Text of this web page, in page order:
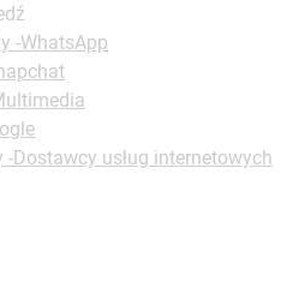
-WhatsApp
-Dostawcy usług internetowych